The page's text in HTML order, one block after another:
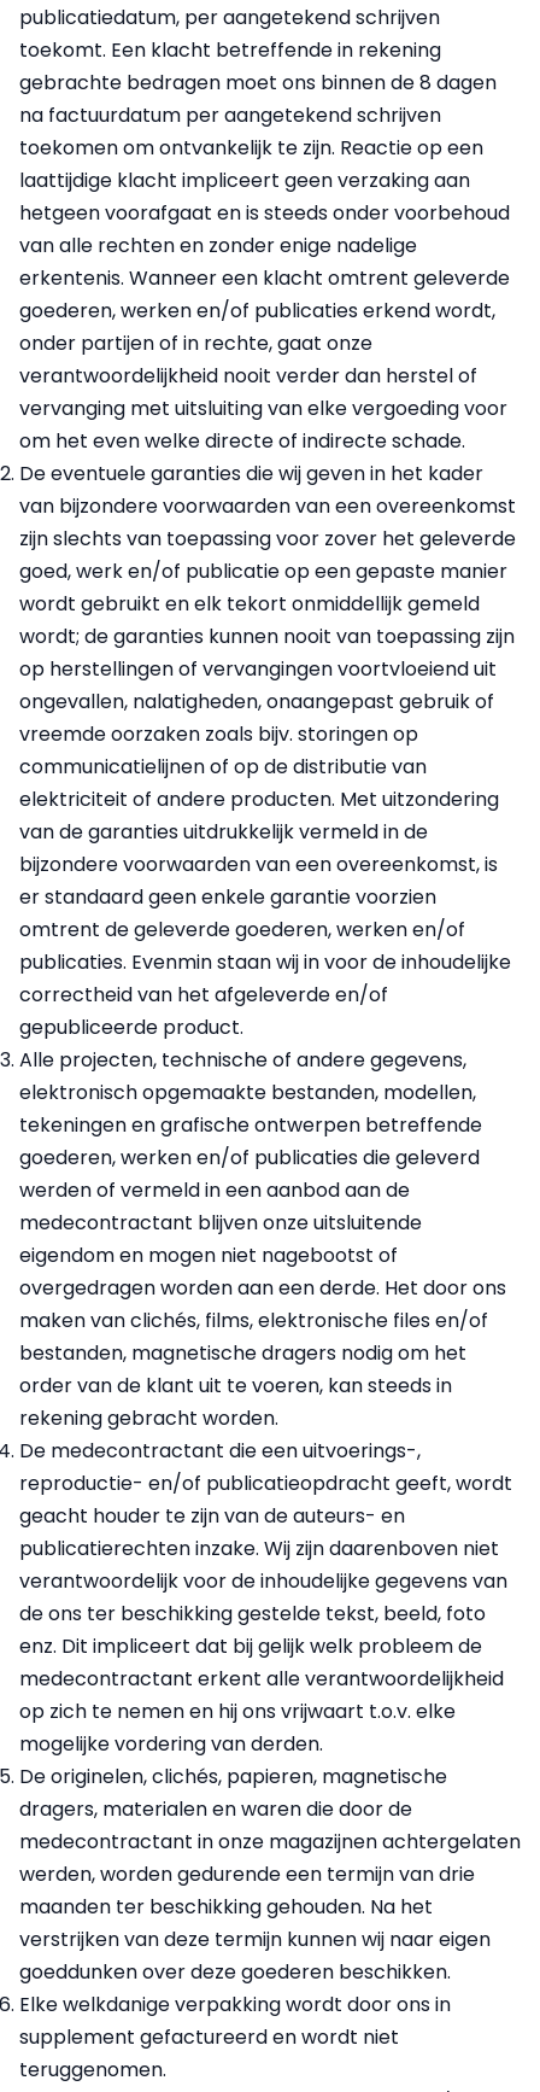
publicatiedatum, per aangetekend schrijven
toekomt. Een klacht betreffende in rekening
gebrachte bedragen moet ons binnen de 8 dagen
na factuurdatum per aangetekend schrijven
toekomen om ontvankelijk te zijn. Reactie op een
laattijdige klacht impliceert geen verzaking aan
hetgeen voorafgaat en is steeds onder voorbehoud
van alle rechten en zonder enige nadelige
erkentenis. Wanneer een klacht omtrent geleverde
goederen, werken en/of publicaties erkend wordt,
onder partijen of in rechte, gaat onze
verantwoordelijkheid nooit verder dan herstel of
vervanging met uitsluiting van elke vergoeding voor
om het even welke directe of indirecte schade.
De eventuele garanties die wij geven in het kader
van bijzondere voorwaarden van een overeenkomst
zijn slechts van toepassing voor zover het geleverde
goed, werk en/of publicatie op een gepaste manier
wordt gebruikt en elk tekort onmiddellijk gemeld
wordt; de garanties kunnen nooit van toepassing zijn
op herstellingen of vervangingen voortvloeiend uit
ongevallen, nalatigheden, onaangepast gebruik of
vreemde oorzaken zoals bijv. storingen op
communicatielijnen of op de distributie van
elektriciteit of andere producten. Met uitzondering
van de garanties uitdrukkelijk vermeld in de
bijzondere voorwaarden van een overeenkomst, is
er standaard geen enkele garantie voorzien
omtrent de geleverde goederen, werken en/of
publicaties. Evenmin staan wij in voor de inhoudelijke
correctheid van het afgeleverde en/of
gepubliceerde product.
Alle projecten, technische of andere gegevens,
elektronisch opgemaakte bestanden, modellen,
tekeningen en grafische ontwerpen betreffende
goederen, werken en/of publicaties die geleverd
werden of vermeld in een aanbod aan de
medecontractant blijven onze uitsluitende
eigendom en mogen niet nagebootst of
overgedragen worden aan een derde. Het door ons
maken van clichés, films, elektronische files en/of
bestanden, magnetische dragers nodig om het
order van de klant uit te voeren, kan steeds in
rekening gebracht worden.
De medecontractant die een uitvoerings-,
reproductie- en/of publicatieopdracht geeft, wordt
geacht houder te zijn van de auteurs- en
publicatierechten inzake. Wij zijn daarenboven niet
verantwoordelijk voor de inhoudelijke gegevens van
de ons ter beschikking gestelde tekst, beeld, foto
enz. Dit impliceert dat bij gelijk welk probleem de
medecontractant erkent alle verantwoordelijkheid
op zich te nemen en hij ons vrijwaart t.o.v. elke
mogelijke vordering van derden.
De originelen, clichés, papieren, magnetische
dragers, materialen en waren die door de
medecontractant in onze magazijnen achtergelaten
werden, worden gedurende een termijn van drie
maanden ter beschikking gehouden. Na het
verstrijken van deze termijn kunnen wij naar eigen
goeddunken over deze goederen beschikken.
Elke welkdanige verpakking wordt door ons in
supplement gefactureerd en wordt niet
teruggenomen.